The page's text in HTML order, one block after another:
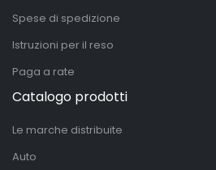
Spese di spedizione
Istruzioni per il reso
Paga a rate
Catalogo prodotti
Le marche distribuite
Auto